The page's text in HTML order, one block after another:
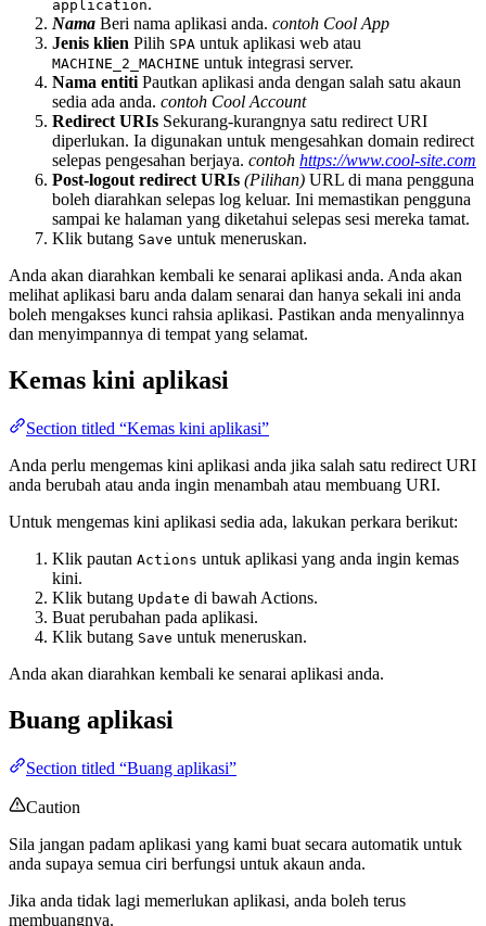
application.
Nama Beri nama aplikasi anda. contoh Cool App
Jenis klien Pilih SPA untuk aplikasi web atau
MACHINE_2_MACHINE untuk integrasi server.
Nama entiti Pautkan aplikasi anda dengan salah satu akaun
sedia ada anda. contoh Cool Account
Redirect URIs Sekurang-kurangnya satu redirect URI
diperlukan. Ia digunakan untuk mengesahkan domain redirect
selepas pengesahan berjaya. contoh https://www.cool-site.com
Post-logout redirect URIs (Pilihan) URL di mana pengguna
boleh diarahkan selepas log keluar. Ini memastikan pengguna
sampai ke halaman yang diketahui selepas sesi mereka tamat.
Klik butang Save untuk meneruskan.
Anda akan diarahkan kembali ke senarai aplikasi anda. Anda akan
melihat aplikasi baru anda dalam senarai dan hanya sekali ini anda
boleh mengakses kunci rahsia aplikasi. Pastikan anda menyalinnya
dan menyimpannya di tempat yang selamat.
Kemas kini aplikasi
Section titled “Kemas kini aplikasi”
Anda perlu mengemas kini aplikasi anda jika salah satu redirect URI
anda berubah atau anda ingin menambah atau membuang URI.
Untuk mengemas kini aplikasi sedia ada, lakukan perkara berikut:
Klik pautan Actions untuk aplikasi yang anda ingin kemas
kini.
Klik butang Update di bawah Actions.
Buat perubahan pada aplikasi.
Klik butang Save untuk meneruskan.
Anda akan diarahkan kembali ke senarai aplikasi anda.
Buang aplikasi
Section titled “Buang aplikasi”
Caution
Sila jangan padam aplikasi yang kami buat secara automatik untuk
anda supaya semua ciri berfungsi untuk akaun anda.
Jika anda tidak lagi memerlukan aplikasi, anda boleh terus
membuangnya.